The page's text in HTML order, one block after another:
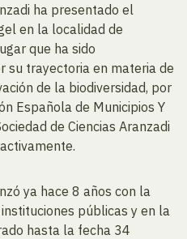
ha presentado el
en la localidad de
que ha sido
su trayectoria en materia de
de la biodiversidad, por
Española de Municipios Y
de Ciencias Aranzadi
ya hace 8 años con la
públicas y en la
hasta la fecha 34